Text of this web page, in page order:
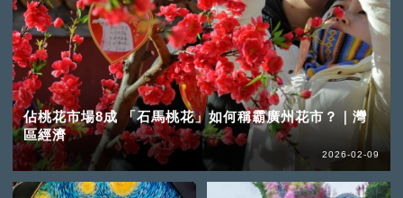
佔桃花市場8成 「石馬桃花」如何稱霸廣州花市？｜灣
區經濟
2026-02-09